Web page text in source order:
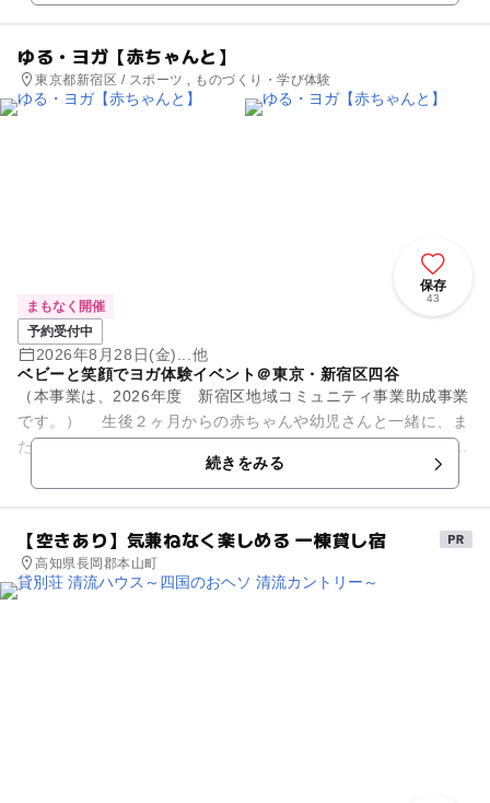
ゆる・ヨガ【赤ちゃんと】
東京都新宿区 / スポーツ , ものづくり・学び体験
保存
43
まもなく開催
予約受付中
2026年8月28日(金)...他
ベビーと笑顔でヨガ体験イベント＠東京・新宿区四谷
（本事業は、2026年度 新宿区地域コミュニティ事業助成事業
です。） 生後２ヶ月からの赤ちゃんや幼児さんと一緒に、ま
た三世代でも楽しく参加できる優しいヨガ体験です。 座位の
続きをみる
【空きあり】気兼ねなく楽しめる 一棟貸し宿
高知県長岡郡本山町